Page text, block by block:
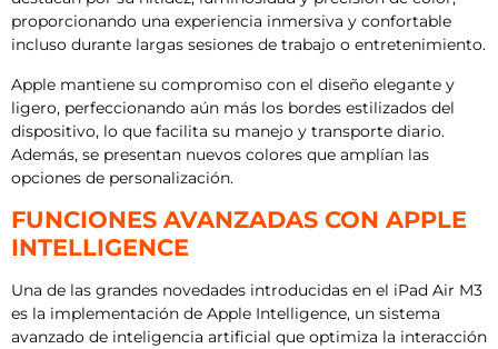
proporcionando una experiencia inmersiva y confortable
incluso durante largas sesiones de trabajo o entretenimiento.
Apple mantiene su compromiso con el diseño elegante y
ligero, perfeccionando aún más los bordes estilizados del
dispositivo, lo que facilita su manejo y transporte diario.
Además, se presentan nuevos colores que amplían las
opciones de personalización.
FUNCIONES AVANZADAS CON APPLE
INTELLIGENCE
Una de las grandes novedades introducidas en el iPad Air M3
es la implementación de Apple Intelligence, un sistema
avanzado de inteligencia artificial que optimiza la interacción